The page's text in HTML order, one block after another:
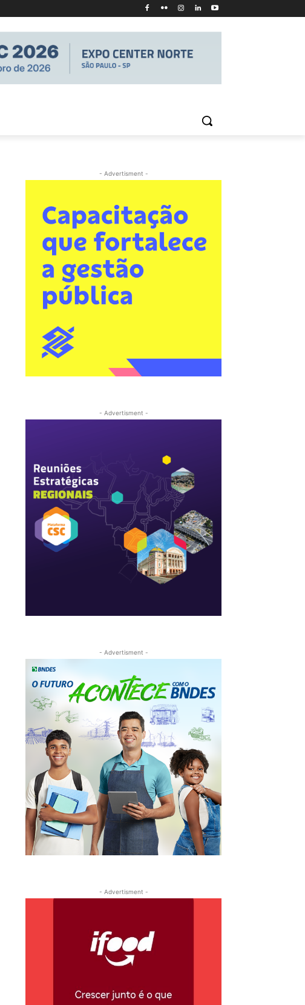
- Advertisment -
- Advertisment -
- Advertisment -
- Advertisment -